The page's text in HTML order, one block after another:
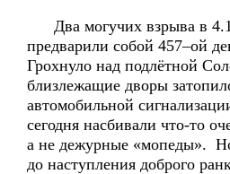
Два могучих взрыва в
предварили собой 457–ой
Грохнуло над подлётной
близлежащие дворы
автомобильной
сегодня насбивали что-то
а не дежурные «мопеды».
до наступления доброго